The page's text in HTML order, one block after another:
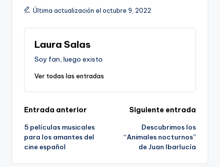
Última actualización el octubre 9, 2022
Laura Salas
Soy fan, luego existo
Ver todas las entradas
Navegación
de
entradas
Entrada anterior
5 películas musicales
para los amantes del
cine español
Siguiente entrada
Descubrimos los
“Animales nocturnos”
de Juan Ibarlucía